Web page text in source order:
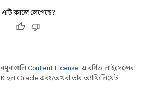
এটি কাজে লেগেছে?
Content License-এ বর্ণিত লাইসেন্সের
হল Oracle এবং/অথবা তার অ্যাফিলিয়েট